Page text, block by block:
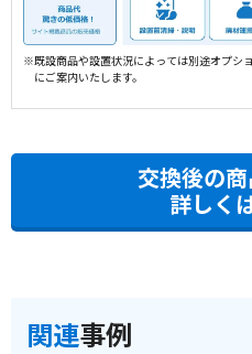
※既設商品や設置状況によっては別途オプシ
にご案内いたします。
交換後の
詳しく
関連事例